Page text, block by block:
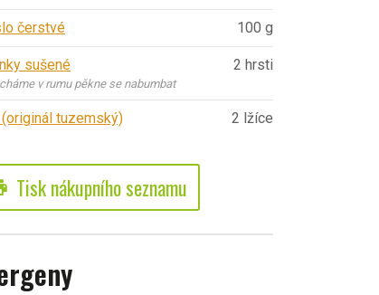
čerstvé 100 g
sušené
v rumu pěkne se nabumbat
2 hrsti
tuzemský) 2 lžíce
Tisk nákupního seznamu